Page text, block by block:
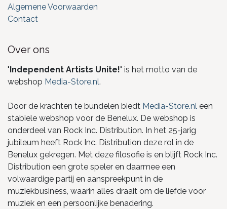
Algemene Voorwaarden
Contact
Over ons
"Independent Artists Unite!" is het motto van de
webshop Media-Store.nl.
Door de krachten te bundelen biedt Media-Store.nl een
stabiele webshop voor de Benelux. De webshop is
onderdeel van Rock Inc. Distribution. In het 25-jarig
jubileum heeft Rock Inc. Distribution deze rol in de
Benelux gekregen. Met deze filosofie is en blijft Rock Inc.
Distribution een grote speler en daarmee een
volwaardige partij en aanspreekpunt in de
muziekbusiness, waarin alles draait om de liefde voor
muziek en een persoonlijke benadering.